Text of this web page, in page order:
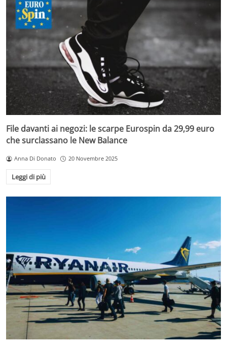
File davanti ai negozi: le scarpe Eurospin da 29,99 euro
che surclassano le New Balance
Anna Di Donato 20 Novembre 2025
Leggi di più